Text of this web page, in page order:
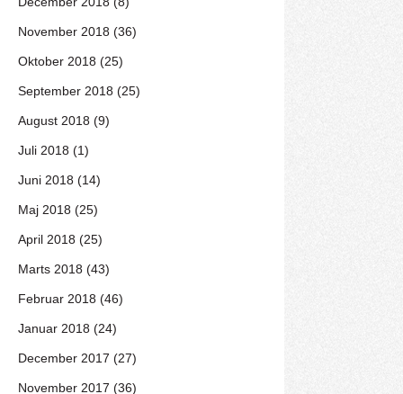
November 2018 (36)
Oktober 2018 (25)
September 2018 (25)
August 2018 (9)
Juli 2018 (1)
Juni 2018 (14)
Maj 2018 (25)
April 2018 (25)
Marts 2018 (43)
Februar 2018 (46)
Januar 2018 (24)
December 2017 (27)
November 2017 (36)